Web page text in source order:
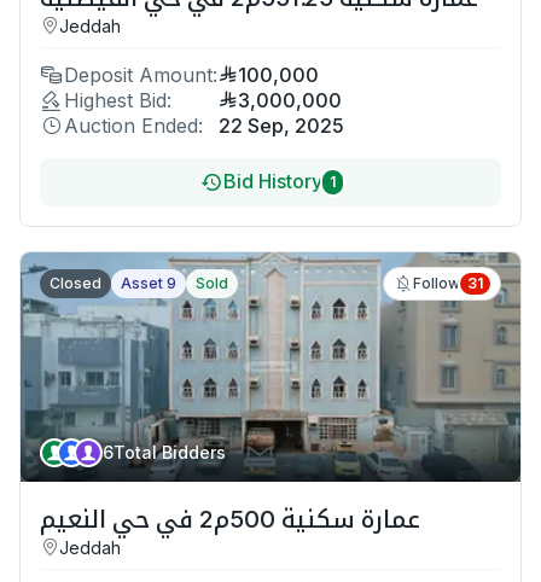
Jeddah
Deposit Amount:
100,000
Highest Bid:
3,000,000
Auction Ended:
22 Sep, 2025
Bid History 1
Closed Asset 9 Sold Follow 31
6Total Bidders
عمارة سكنية 500م2 في حي النعيم
Jeddah